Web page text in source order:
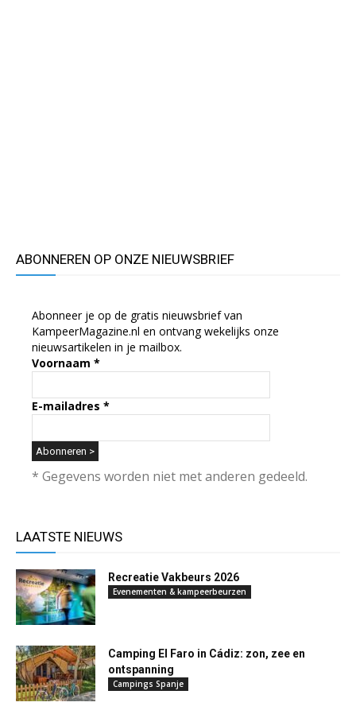
ABONNEREN OP ONZE NIEUWSBRIEF
Abonneer je op de gratis nieuwsbrief van
KampeerMagazine.nl en ontvang wekelijks onze
nieuwsartikelen in je mailbox.
Voornaam *
E-mailadres *
* Gegevens worden niet met anderen gedeeld.
LAATSTE NIEUWS
Recreatie Vakbeurs 2026
Evenementen & kampeerbeurzen
Camping El Faro in Cádiz: zon, zee en
ontspanning
Campings Spanje